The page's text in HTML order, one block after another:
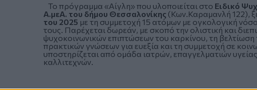
Το πρόγραμμα «Αίγλη» που υλοποιείται στο Ειδικό
Α.μεΑ. του δήμου Θεσσαλονίκης (Κων.Καραμανλή 122),
του 2025 με τη συμμετοχή 15 ατόμων με ογκολογική
τους. Παρέχεται δωρεάν, με σκοπό την ολιστική και
ψυχοκοινωνικών επιπτώσεων του καρκίνου, τη
πρακτικών γνώσεων για ευεξία και τη συμμετοχή σε
υποστηρίζεται από ομάδα ιατρών, επαγγελματιών
καλλιτεχνών.